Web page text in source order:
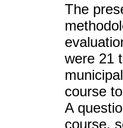
The
were 21
course
A
course,